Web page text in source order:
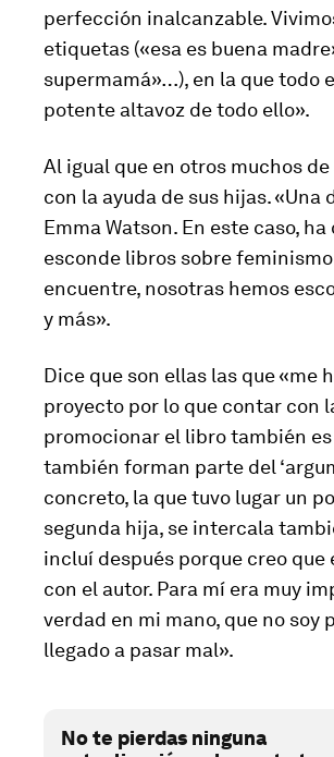
perfección inalcanzable.
etiquetas («esa es buena
supermamá»…), en la que todo
potente altavoz de todo ello».
Al igual que en otros muchos
con la ayuda de sus hijas. «Una
Emma Watson. En este caso,
esconde libros sobre
encuentre, nosotras hemos
y más».
Dice que son ellas las que «me
proyecto por lo que contar con
promocionar el libro también
también forman parte del
concreto, la que tuvo lugar un
segunda hija, se intercala
incluí después porque creo
con el autor. Para mí era muy
verdad en mi mano, que no
llegado a pasar mal».
No te pierdas ninguna